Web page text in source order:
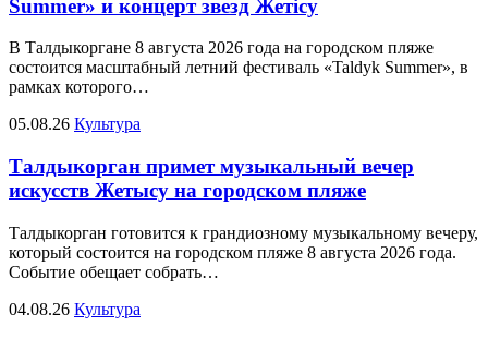
Summer» и концерт звезд Жетісу
В Талдыкоргане 8 августа 2026 года на городском пляже
состоится масштабный летний фестиваль «Taldyk Summer», в
рамках которого…
05.08.26 Культура
Талдыкорган примет музыкальный вечер
искусств Жетысу на городском пляже
Талдыкорган готовится к грандиозному музыкальному вечеру,
который состоится на городском пляже 8 августа 2026 года.
Событие обещает собрать…
04.08.26 Культура